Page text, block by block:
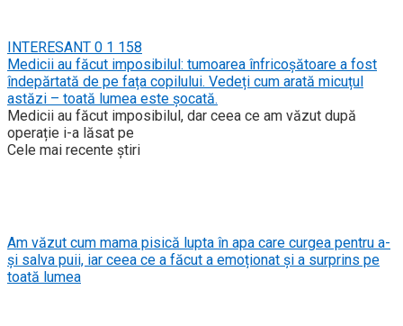
INTERESANT 0 1 158
Medicii au făcut imposibilul: tumoarea înfricoșătoare a fost
îndepărtată de pe fața copilului. Vedeți cum arată micuțul
astăzi – toată lumea este șocată.
Medicii au făcut imposibilul, dar ceea ce am văzut după
operație i-a lăsat pe
Cele mai recente știri
Am văzut cum mama pisică lupta în apa care curgea pentru a-
și salva puii, iar ceea ce a făcut a emoționat și a surprins pe
toată lumea